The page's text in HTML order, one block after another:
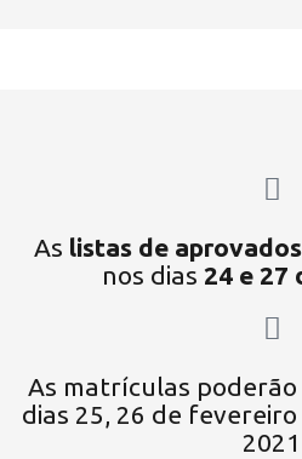
As listas de aprovados
nos dias 24 e 27
As matrículas
dias 25, 26 de
2021